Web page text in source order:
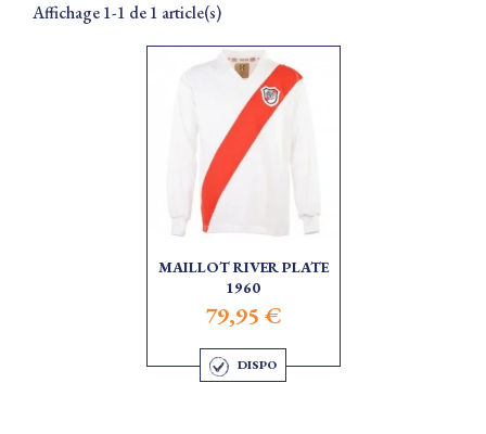
Affichage 1-1 de 1 article(s)
MAILLOT RIVER PLATE
1960
79,95 €
DISPO